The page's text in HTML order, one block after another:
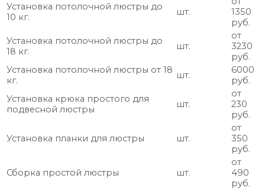
Установка потолочной люстры до
10 кг.
шт.
1350
руб.
Установка потолочной люстры до
18 кг.
шт.
от
3230
руб.
Установка потолочной люстры от 18
кг.
шт.
6000
руб.
Установка крюка простого для
подвесной люстры
шт.
от
230
руб.
Установка планки для люстры шт.
от
350
руб.
Сборка простой люстры шт.
от
490
руб.